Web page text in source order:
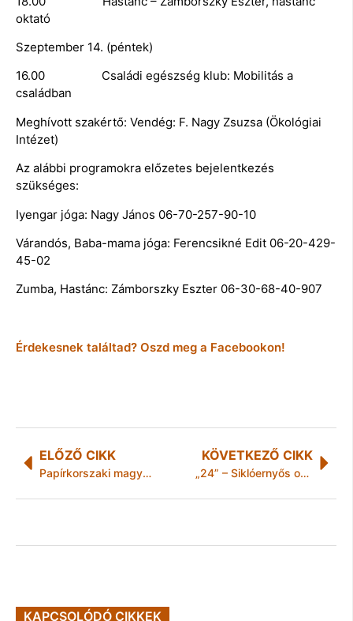
oktató
Szeptember 14. (péntek)
16.00 Családi egészség klub: Mobilitás a
családban
Meghívott szakértő: Vendég: F. Nagy Zsuzsa (Ökológiai
Intézet)
Az alábbi programokra előzetes bejelentkezés
szükséges:
Iyengar jóga: Nagy János 06-70-257-90-10
Várandós, Baba-mama jóga: Ferencsikné Edit 06-20-429-
45-02
Zumba, Hastánc: Zámborszky Eszter 06-30-68-40-907
Érdekesnek találtad? Oszd meg a Facebookon!
ELŐZŐ CIKK
Papírkorszaki magyar vállalatok
KÖVETKEZŐ CIKK
„24” – Siklóernyős okozott tüzet – Rendőrségi hírek Borsod-Abaúj-Zemplén megyéből
KAPCSOLÓDÓ CIKKEK